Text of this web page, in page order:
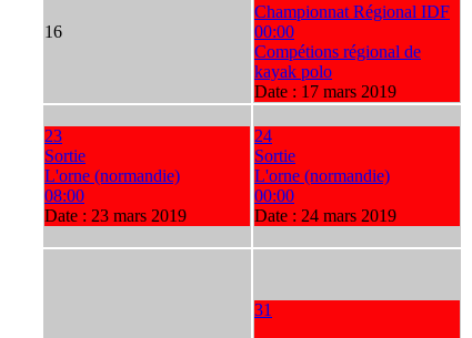
16
Championnat Régional IDF
00:00
Compétions régional de
kayak polo
Date : 17 mars 2019
23
Sortie
L'orne (normandie)
08:00
Date : 23 mars 2019
24
Sortie
L'orne (normandie)
00:00
Date : 24 mars 2019
31